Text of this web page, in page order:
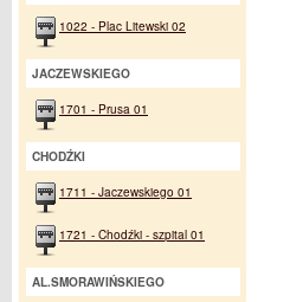
1022 - Plac Litewski 02
JACZEWSKIEGO
1701 - Prusa 01
CHODŹKI
1711 - Jaczewskiego 01
1721 - Chodźki - szpital 01
AL.SMORAWIŃSKIEGO